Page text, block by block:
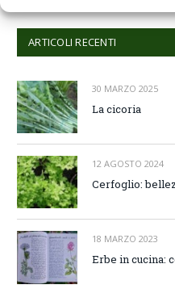
ARTICOLI RECENTI
30 MARZO 2025
La cicoria
12 AGOSTO 2024
Cerfoglio:
18 MARZO 2023
Erbe in cucina: